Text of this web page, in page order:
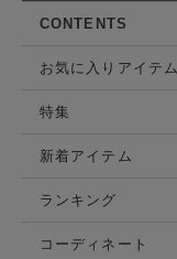
CONTENTS
お気に入りアイテム
特集
新着アイテム
ランキング
コーディネート